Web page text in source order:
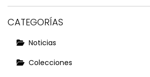
CATEGORÍAS
Noticias
Colecciones